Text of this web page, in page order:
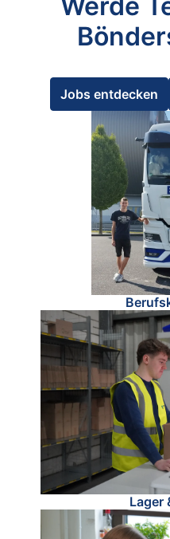
Jobs entdecken
Lager